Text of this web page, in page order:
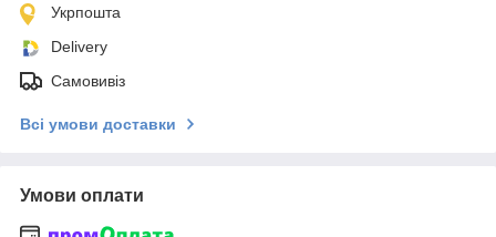
Укрпошта
Delivery
Самовивіз
Всі умови доставки
Умови оплати